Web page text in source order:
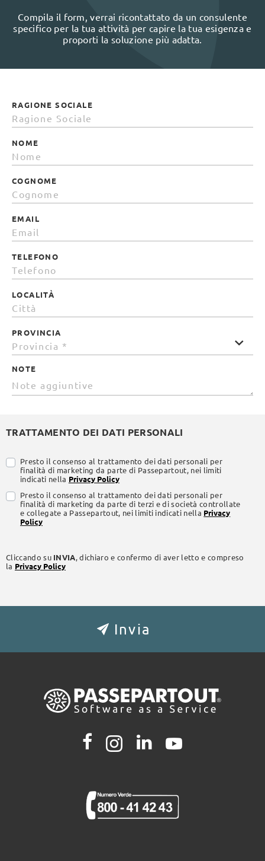
Compila il form, verrai ricontattato da un consulente
specifico per la tua attività per capire la tua esigenza e
proporti la soluzione più adatta.
RAGIONE SOCIALE
NOME
COGNOME
EMAIL
TELEFONO
LOCALITÀ
PROVINCIA
NOTE
TRATTAMENTO DEI DATI PERSONALI
Presto il consenso al trattamento dei dati personali per
finalità di marketing da parte di Passepartout, nei limiti
indicati nella Privacy Policy
Presto il consenso al trattamento dei dati personali per
finalità di marketing da parte di terzi e di società controllate
e collegate a Passepartout, nei limiti indicati nella Privacy
Policy
Cliccando su INVIA, dichiaro e confermo di aver letto e compreso
la Privacy Policy